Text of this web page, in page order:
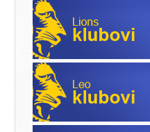
Meridijan
„CRVENI
BUVLJAK“
Lions klubovi
Leo klubovi